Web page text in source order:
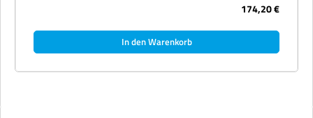
30.5m 36 inch (914 mm) 30.5m 42 inch (1067 mm) 30.5m 60 inch (1524 mm)
174,20 €
In den Warenkorb